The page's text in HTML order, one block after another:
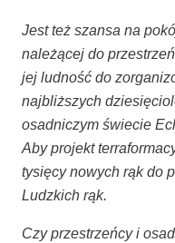
Jest też szan­sa na
nale­żą­cej do
jej lud­ność do
naj­bliż­szych
osad­ni­czym świe­cie
Aby pro­jekt
tysię­cy nowych rąk do
Ludz­kich rąk.
Czy prze­strzeń­cy i